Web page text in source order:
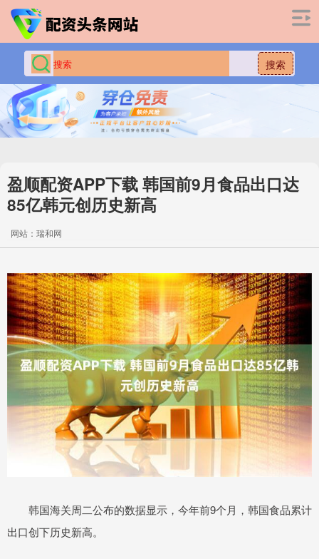
搜索
盈顺配资APP下载 韩国前9月食品出口达
85亿韩元创历史新高
网站：瑞和网
韩国海关周二公布的数据显示，今年前9个月，韩国食品累计
出口创下历史新高。